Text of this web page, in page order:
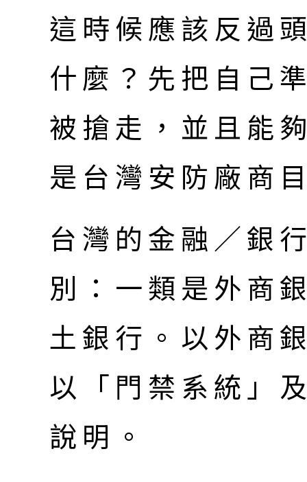
這時候應該反過
什麼？先把自己
被搶走，並且能
是台灣安防廠商
台灣的金融／銀
別：一類是外商
土銀行。以外商
以「門禁系統」
說明。